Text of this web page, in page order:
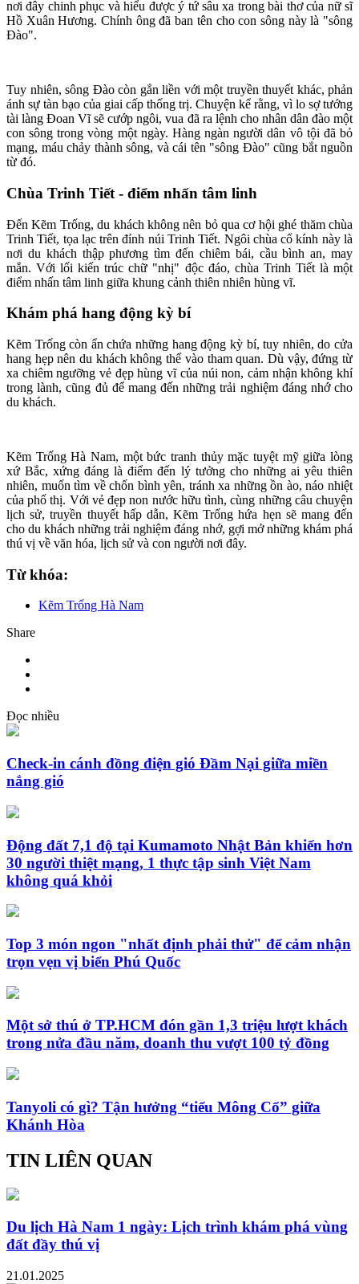
nơi đây chinh phục và hiểu được ý tứ sâu xa trong bài thơ của nữ sĩ
Hồ Xuân Hương. Chính ông đã ban tên cho con sông này là "sông
Đào".
Tuy nhiên, sông Đào còn gắn liền với một truyền thuyết khác, phản
ánh sự tàn bạo của giai cấp thống trị. Chuyện kể rằng, vì lo sợ tướng
tài làng Đoan Vĩ sẽ cướp ngôi, vua đã ra lệnh cho nhân dân đào một
con sông trong vòng một ngày. Hàng ngàn người dân vô tội đã bỏ
mạng, máu chảy thành sông, và cái tên "sông Đào" cũng bắt nguồn
từ đó.
Chùa Trinh Tiết - điểm nhấn tâm linh
Đến Kẽm Trống, du khách không nên bỏ qua cơ hội ghé thăm chùa
Trinh Tiết, tọa lạc trên đỉnh núi Trinh Tiết. Ngôi chùa cổ kính này là
nơi du khách thập phương tìm đến chiêm bái, cầu bình an, may
mắn. Với lối kiến trúc chữ "nhị" độc đáo, chùa Trinh Tiết là một
điểm nhấn tâm linh giữa khung cảnh thiên nhiên hùng vĩ.
Khám phá hang động kỳ bí
Kẽm Trống còn ẩn chứa những hang động kỳ bí, tuy nhiên, do cửa
hang hẹp nên du khách không thể vào tham quan. Dù vậy, đứng từ
xa chiêm ngưỡng vẻ đẹp hùng vĩ của núi non, cảm nhận không khí
trong lành, cũng đủ để mang đến những trải nghiệm đáng nhớ cho
du khách.
Kẽm Trống Hà Nam, một bức tranh thủy mặc tuyệt mỹ giữa lòng
xứ Bắc, xứng đáng là điểm đến lý tưởng cho những ai yêu thiên
nhiên, muốn tìm về chốn bình yên, tránh xa những ồn ào, náo nhiệt
của phố thị. Với vẻ đẹp non nước hữu tình, cùng những câu chuyện
lịch sử, truyền thuyết hấp dẫn, Kẽm Trống hứa hẹn sẽ mang đến
cho du khách những trải nghiệm đáng nhớ, gợi mở những khám phá
thú vị về văn hóa, lịch sử và con người nơi đây.
Từ khóa:
Kẽm Trống Hà Nam
Share
Đọc nhiều
Check-in cánh đồng điện gió Đầm Nại giữa miền
nắng gió
Động đất 7,1 độ tại Kumamoto Nhật Bản khiến hơn
30 người thiệt mạng, 1 thực tập sinh Việt Nam
không quá khỏi
Top 3 món ngon "nhất định phải thử" để cảm nhận
trọn vẹn vị biển Phú Quốc
Một sở thú ở TP.HCM đón gần 1,3 triệu lượt khách
trong nửa đầu năm, doanh thu vượt 100 tỷ đồng
Tanyoli có gì? Tận hưởng “tiểu Mông Cổ” giữa
Khánh Hòa
TIN LIÊN QUAN
Du lịch Hà Nam 1 ngày: Lịch trình khám phá vùng
đất đầy thú vị
21.01.2025